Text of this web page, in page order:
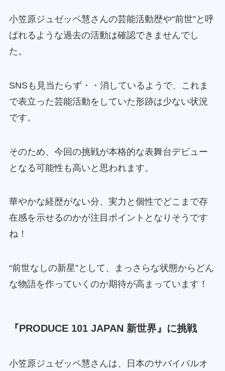
小笠原ジュゼッペ慧さんの芸能活動歴や“前世”と呼
ばれるような過去の活動は確認できませんでし
た。
SNSも見当たらず・・消しているようで、これま
で表立った芸能活動をしていた形跡は少ない状況
です。
そのため、今回の挑戦が本格的な表舞台デビュー
となる可能性も高いと思われます。
華やかな経歴がない分、実力と個性でどこまで存
在感を示せるのかが注目ポイントとなりそうです
ね！
“前世なしの新星”として、まっさらな状態からどん
な物語を作っていくのか期待が高まっています！
『PRODUCE 101 JAPAN 新世界』に挑戦
小笠原ジュゼッペ慧さんは、日本のサバイバルオ